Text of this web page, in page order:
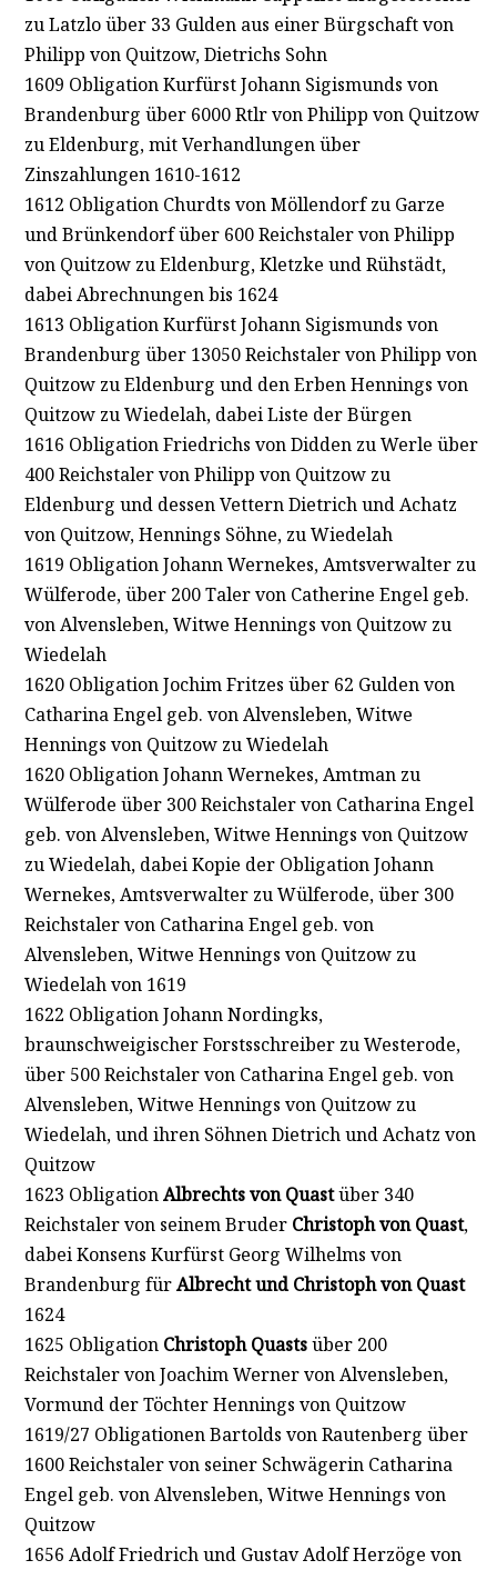
zu Latzlo über 33 Gulden aus einer Bürgschaft von
Philipp von Quitzow, Dietrichs Sohn
1609 Obligation Kurfürst Johann Sigismunds von
Brandenburg über 6000 Rtlr von Philipp von Quitzow
zu Eldenburg, mit Verhandlungen über
Zinszahlungen 1610-1612
1612 Obligation Churdts von Möllendorf zu Garze
und Brünkendorf über 600 Reichstaler von Philipp
von Quitzow zu Eldenburg, Kletzke und Rühstädt,
dabei Abrechnungen bis 1624
1613 Obligation Kurfürst Johann Sigismunds von
Brandenburg über 13050 Reichstaler von Philipp von
Quitzow zu Eldenburg und den Erben Hennings von
Quitzow zu Wiedelah, dabei Liste der Bürgen
1616 Obligation Friedrichs von Didden zu Werle über
400 Reichstaler von Philipp von Quitzow zu
Eldenburg und dessen Vettern Dietrich und Achatz
von Quitzow, Hennings Söhne, zu Wiedelah
1619 Obligation Johann Wernekes, Amtsverwalter zu
Wülferode, über 200 Taler von Catherine Engel geb.
von Alvensleben, Witwe Hennings von Quitzow zu
Wiedelah
1620 Obligation Jochim Fritzes über 62 Gulden von
Catharina Engel geb. von Alvensleben, Witwe
Hennings von Quitzow zu Wiedelah
1620 Obligation Johann Wernekes, Amtman zu
Wülferode über 300 Reichstaler von Catharina Engel
geb. von Alvensleben, Witwe Hennings von Quitzow
zu Wiedelah, dabei Kopie der Obligation Johann
Wernekes, Amtsverwalter zu Wülferode, über 300
Reichstaler von Catharina Engel geb. von
Alvensleben, Witwe Hennings von Quitzow zu
Wiedelah von 1619
1622 Obligation Johann Nordingks,
braunschweigischer Forstsschreiber zu Westerode,
über 500 Reichstaler von Catharina Engel geb. von
Alvensleben, Witwe Hennings von Quitzow zu
Wiedelah, und ihren Söhnen Dietrich und Achatz von
Quitzow
1623 ObligationAlbrechts von Quastüber 340
Reichstaler von seinem BruderChristoph von Quast,
dabei Konsens Kurfürst Georg Wilhelms von
Brandenburg fürAlbrecht und Christoph von Quast
1624
1625 Obligation Christoph Quastsüber 200
Reichstaler von Joachim Werner von Alvensleben,
Vormund der Töchter Hennings von Quitzow
1619/27 Obligationen Bartolds von Rautenberg über
1600 Reichstaler von seiner Schwägerin Catharina
Engel geb. von Alvensleben, Witwe Hennings von
Quitzow
1656 Adolf Friedrich und Gustav Adolf Herzöge von